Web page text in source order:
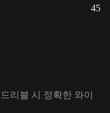
45
리블 시 정확한 와이